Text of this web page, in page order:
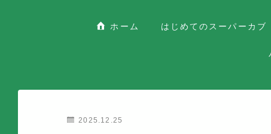
ホーム はじめてのスーパーカブ
2025.12.25